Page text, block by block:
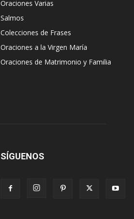
Oraciones Varias
Salmos
Colecciones de Frases
Oraciones a la Virgen María
Oraciones de Matrimonio y Familia
SÍGUENOS